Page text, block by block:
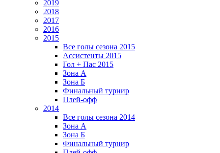
2019
2018
2017
2016
2015
Все голы сезона 2015
Ассистенты 2015
Гол + Пас 2015
Зона А
Зона Б
Финальный турнир
Плей-офф
2014
Все голы сезона 2014
Зона А
Зона Б
Финальный турнир